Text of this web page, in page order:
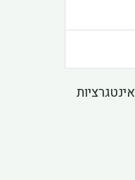
הפער בתמחור — 19 דולר לעומת 30 של Copilot — משמעותי בארגון עם אלפי עובדים. ועם 50 אינטגרציות